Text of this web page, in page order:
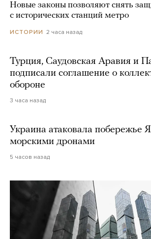
Новые законы позволяют снять
с исторических станций метро
ИСТОРИИ 2 часа назад
Турция, Саудовская Аравия и
подписали соглашение о
обороне
3 часа назад
Украина атаковала побережье
морскими дронами
5 часов назад